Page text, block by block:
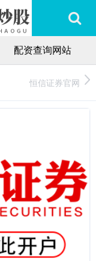
配资查询网站
恒信证券官网